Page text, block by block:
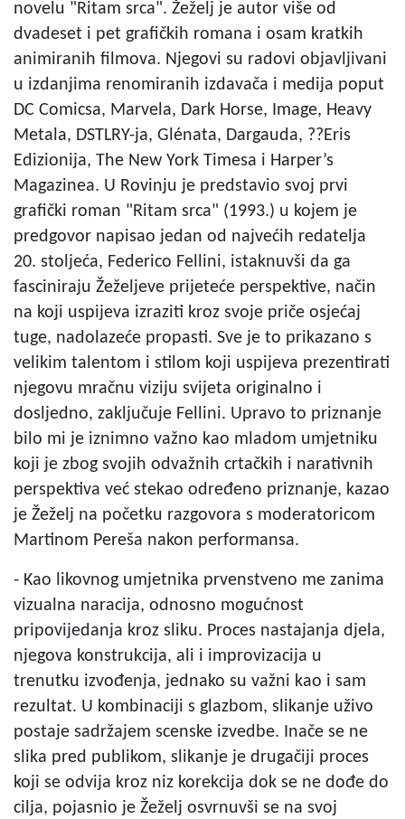
novelu "Ritam srca". Žeželj je autor više od
dvadeset i pet grafičkih romana i osam kratkih
animiranih filmova. Njegovi su radovi objavljivani
u izdanjima renomiranih izdavača i medija poput
DC Comicsa, Marvela, Dark Horse, Image, Heavy
Metala, DSTLRY-ja, Glénata, Dargauda, ??Eris
Edizionija, The New York Timesa i Harper’s
Magazinea. U Rovinju je predstavio svoj prvi
grafički roman "Ritam srca" (1993.) u kojem je
predgovor napisao jedan od najvećih redatelja
20. stoljeća, Federico Fellini, istaknuvši da ga
fasciniraju Žeželjeve prijeteće perspektive, način
na koji uspijeva izraziti kroz svoje priče osjećaj
tuge, nadolazeće propasti. Sve je to prikazano s
velikim talentom i stilom koji uspijeva prezentirati
njegovu mračnu viziju svijeta originalno i
dosljedno, zaključuje Fellini. Upravo to priznanje
bilo mi je iznimno važno kao mladom umjetniku
koji je zbog svojih odvažnih crtačkih i narativnih
perspektiva već stekao određeno priznanje, kazao
je Žeželj na početku razgovora s moderatoricom
Martinom Pereša nakon performansa.
- Kao likovnog umjetnika prvenstveno me zanima
vizualna naracija, odnosno mogućnost
pripovijedanja kroz sliku. Proces nastajanja djela,
njegova konstrukcija, ali i improvizacija u
trenutku izvođenja, jednako su važni kao i sam
rezultat. U kombinaciji s glazbom, slikanje uživo
postaje sadržajem scenske izvedbe. Inače se ne
slika pred publikom, slikanje je drugačiji proces
koji se odvija kroz niz korekcija dok se ne dođe do
cilja, pojasnio je Žeželj osvrnuvši se na svoj